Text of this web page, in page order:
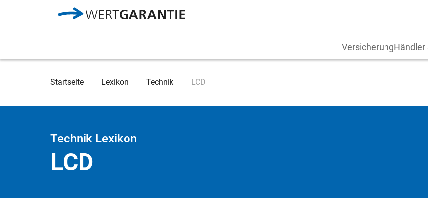
VersicherungHändler
Breadcrumb
Startseite Lexikon Technik LCD
Technik Lexikon
LCD